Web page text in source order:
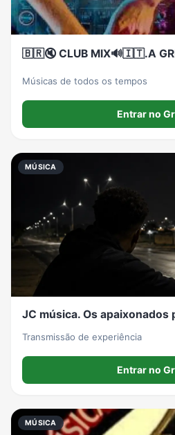
🇧🇷🔇 CLUB MIX🔊🇮🇹.A
Músicas de todos os tempos
Entrar no
MÚSICA
JC música. Os apaixonados
Transmissão de experiência
Entrar no
MÚSICA